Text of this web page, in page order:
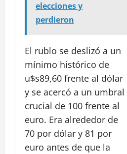
elecciones y
perdieron
El rublo se deslizó a un
mínimo histórico de
u$s89,60 frente al dólar
y se acercó a un umbral
crucial de 100 frente al
euro. Era alrededor de
70 por dólar y 81 por
euro antes de que la